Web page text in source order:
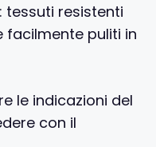
: tessuti resistenti
facilmente puliti in
le indicazioni del
con il